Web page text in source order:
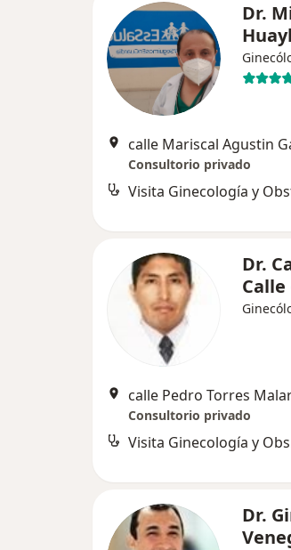
Dr.
Consultorio privado
Visita Ginecología y
Dr.
Calle
Consultorio privado
Dr.